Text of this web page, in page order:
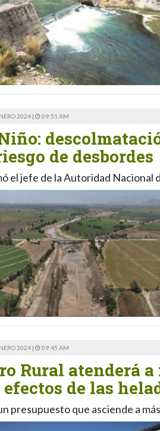
2024 | 09:51 AM
de desbordes
el jefe de la Autoridad Nacional
2024 | 09:45 AM
Rural atenderá
de las
presupuesto que asciende a